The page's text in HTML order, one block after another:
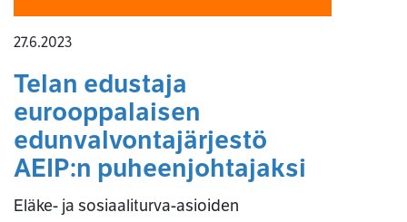
27.6.2023
Telan edustaja
eurooppalaisen
edunvalvontajärjestö
AEIP:n puheenjohtajaksi
Eläke- ja sosiaaliturva-asioiden